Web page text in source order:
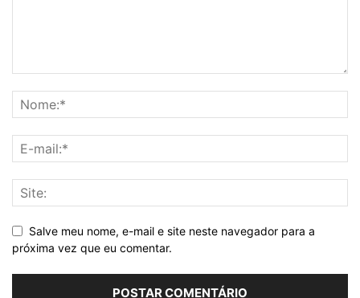
Salve meu nome, e-mail e site neste navegador para a
próxima vez que eu comentar.